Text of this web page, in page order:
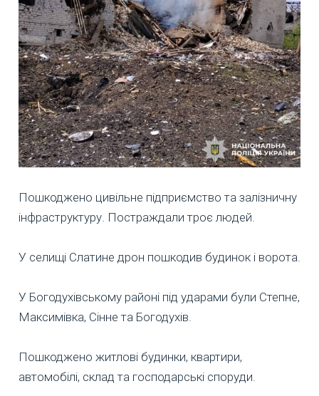
Пошкоджено цивільне підприємство та залізничну
інфраструктуру. Постраждали троє людей.
У селищі Слатине дрон пошкодив будинок і ворота.
У Богодухівському районі під ударами були Степне,
Максимівка, Сінне та Богодухів.
Пошкоджено житлові будинки, квартири,
автомобілі, склад та господарські споруди.